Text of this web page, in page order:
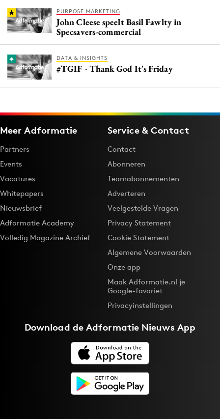
PURPOSE MARKETING
John Cleese speelt Basil Fawlty in
Specsavers-commercial
DATA & INSIGHTS
#TGIF - Thank God It's Friday
Meer Adformatie
Partners
Events
Vacatures
Whitepapers
Nieuwsbrief
Adformatie Academy
Volledig Magazine Archief
Service & Contact
Contact
Abonneren
Teamabonnementen
Adverteren
Veelgestelde Vragen
Privacy Statement
Cookie Statement
Algemene Voorwaarden
Onze app
Maak Adformatie.nl je
Google-favoriet
Privacyinstellingen
Download deAdformatie Nieuws App